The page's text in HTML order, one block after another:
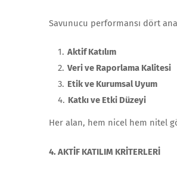
Savunucu performansı dört
Aktif Katılım
Veri ve Raporlama Kalitesi
Etik ve Kurumsal Uyum
Katkı ve Etki Düzeyi
Her alan, hem nicel hem nitel
4. AKTİF KATILIM KRİTERLERİ